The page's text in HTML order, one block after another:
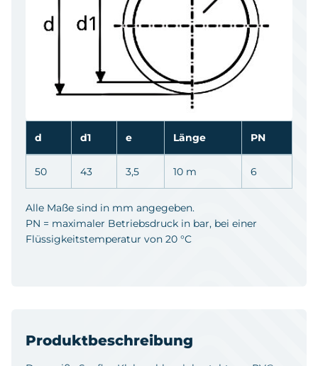
Produktbeschreibung
d d1 e Länge PN
50 43 3,5 10 m 6
Alle Maße sind in mm angegeben.
PN = maximaler Betriebsdruck in bar, bei einer
Flüssigkeitstemperatur von 20 °C